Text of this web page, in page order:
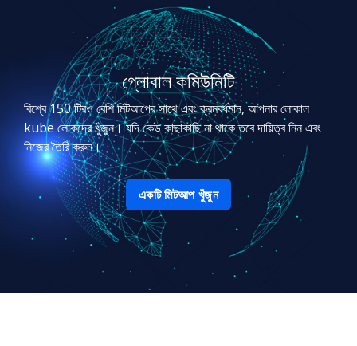
গ্লোবাল কমিউনিটি
বিশ্বে 150 টিরও বেশি মিটআপের সাথে এবং ক্রমবর্ধমান, আপনার লোকাল
kube লোকদের খুঁজুন। যদি কেউ কাছাকাছি না থাকে তবে দায়িত্ব নিন এবং
নিজের তৈরি করুন।
একটি মিটআপ খুঁজুন